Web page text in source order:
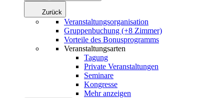
Zurück
Veranstaltungsorganisation
Gruppenbuchung (+8 Zimmer)
Vorteile des Bonusprogramms
Veranstaltungsarten
Tagung
Private Veranstaltungen
Seminare
Kongresse
Mehr anzeigen